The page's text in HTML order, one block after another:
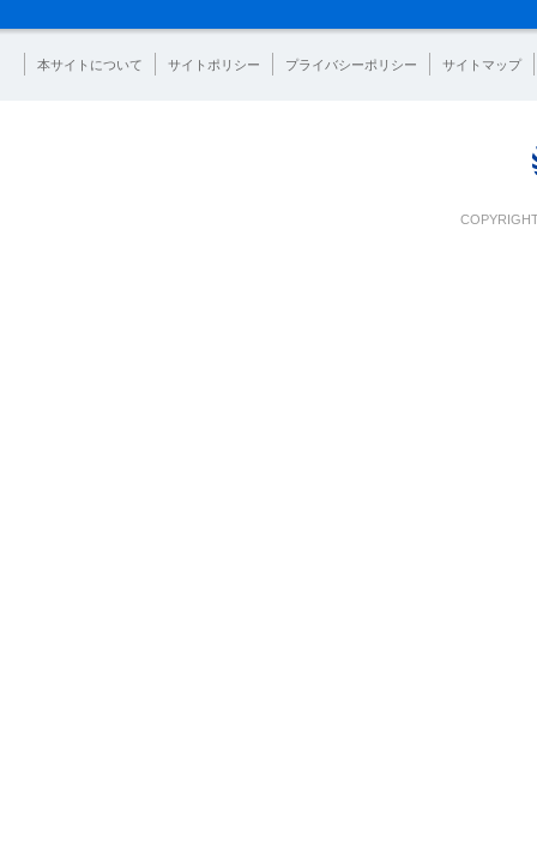
本サイトについて サイトポリシー プライバシーポリシー サイトマップ